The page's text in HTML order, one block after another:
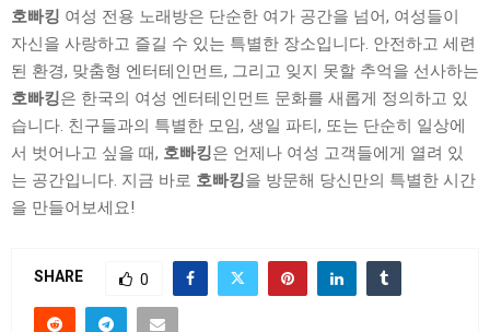
호빠킹 여성 전용 노래방은 단순한 여가 공간을 넘어, 여성들이
자신을 사랑하고 즐길 수 있는 특별한 장소입니다. 안전하고 세련
된 환경, 맞춤형 엔터테인먼트, 그리고 잊지 못할 추억을 선사하는
호빠킹은 한국의 여성 엔터테인먼트 문화를 새롭게 정의하고 있
습니다. 친구들과의 특별한 모임, 생일 파티, 또는 단순히 일상에
서 벗어나고 싶을 때, 호빠킹은 언제나 여성 고객들에게 열려 있
는 공간입니다. 지금 바로 호빠킹을 방문해 당신만의 특별한 시간
을 만들어보세요!
SHARE 0